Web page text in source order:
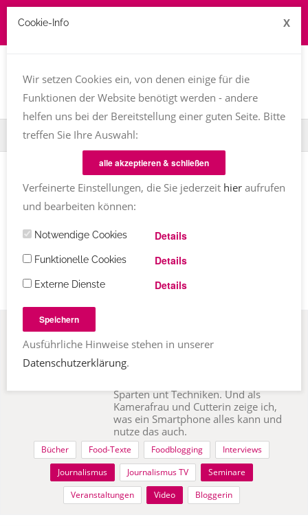
Home Fachfrauenmarkt
Texttreff-Fachfrauenmarkt
Übersicht/ Veranstaltungen
Anne Webert
Hintergrundbericht oder Glosse – als
Sparten unt Techniken. Und als
Kamerafrau und Cutterin zeige ich,
was ein Smartphone alles kann und
nutze das auch.
Bücher Food-Texte Foodblogging
Interviews
Journalismus
Journalismus TV
Seminare
Veranstaltungen
Video Bloggerin
Cookie-Info X
Wir setzen Cookies ein, von denen einige für die
Funktionen der Website benötigt werden - andere
helfen uns bei der Bereitstellung einer guten Seite. Bitte
treffen Sie Ihre Auswahl:
alle akzeptieren & schließen
Verfeinerte Einstellungen, die Sie jederzeit hieraufrufen
und bearbeiten können:
Notwendige Cookies Details
Funktionelle Cookies Details
Externe Dienste Details
Speichern
Ausführliche Hinweise stehen in unserer
Datenschutzerklärung.